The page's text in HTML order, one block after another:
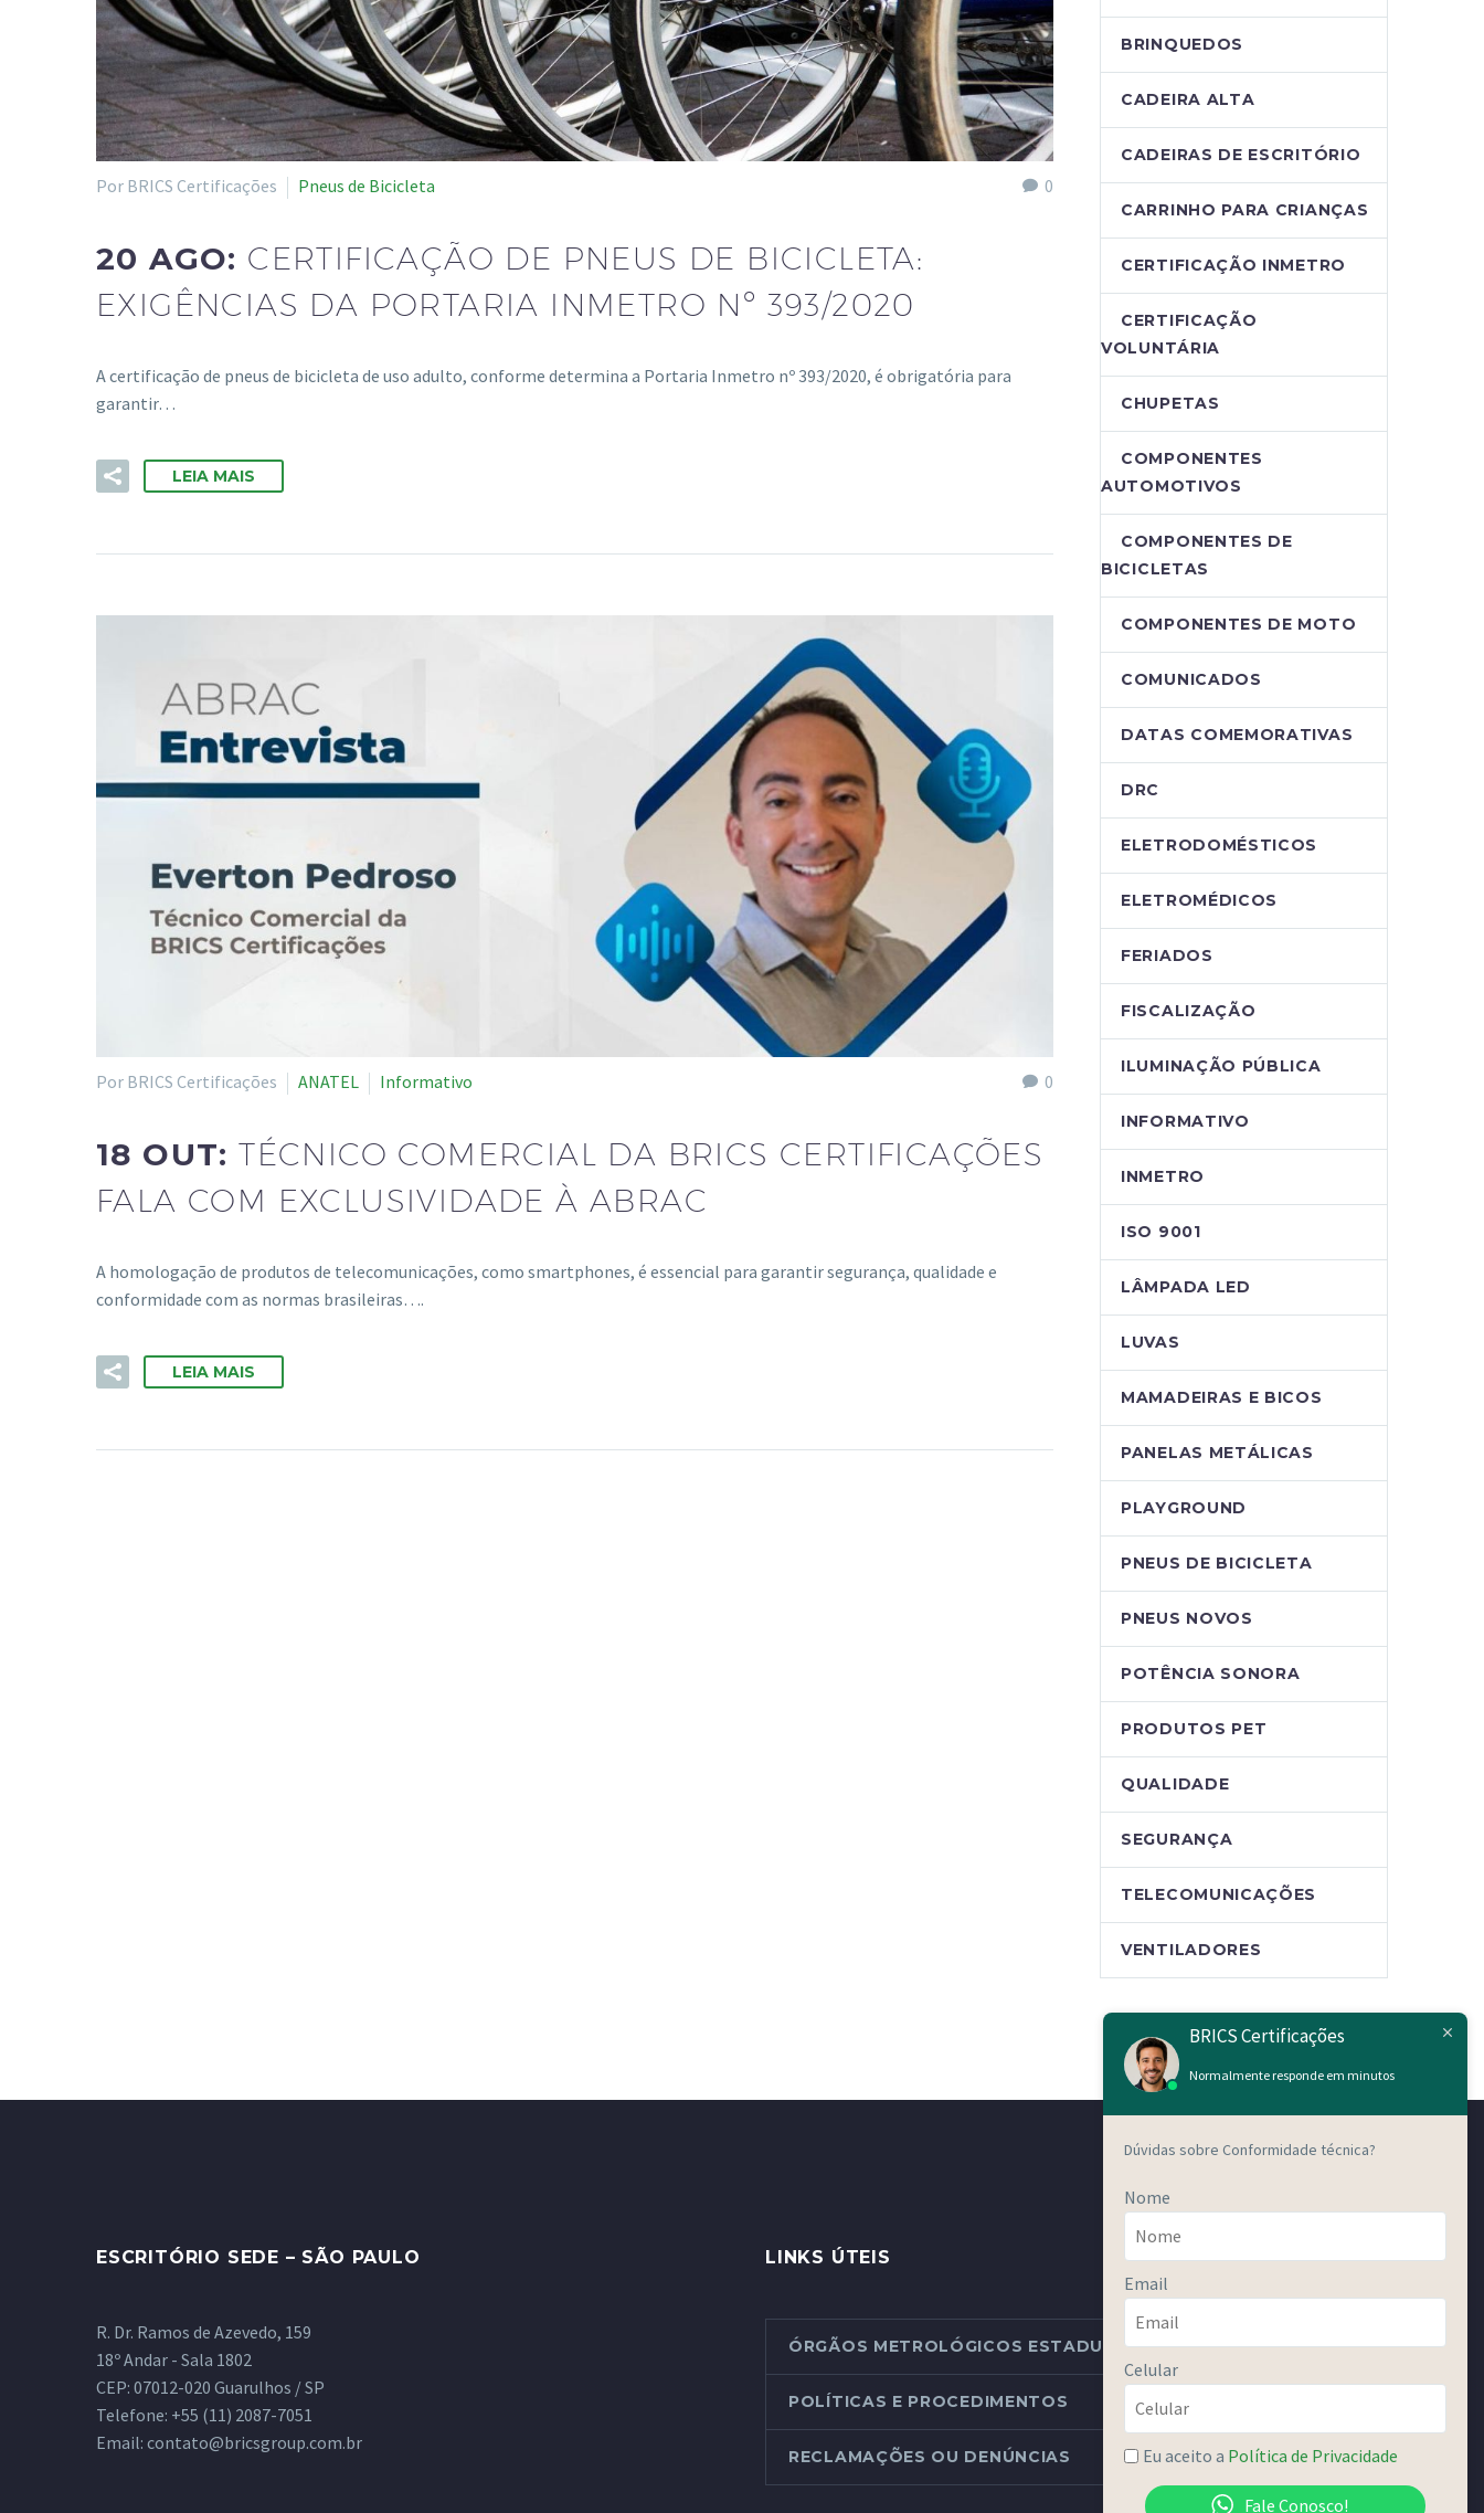
0
Por BRICS Certificações Pneus de Bicicleta
20 AGO: CERTIFICAÇÃO DE PNEUS DE BICICLETA:
EXIGÊNCIAS DA PORTARIA INMETRO Nº 393/2020
A certificação de pneus de bicicleta de uso adulto, conforme determina a Portaria Inmetro nº 393/2020, é obrigatória para
garantir…
LEIA MAIS
0
Por BRICS Certificações ANATEL Informativo
18 OUT:TÉCNICO COMERCIAL DA BRICS CERTIFICAÇÕES
FALA COM EXCLUSIVIDADE À ABRAC
A homologação de produtos de telecomunicações, como smartphones, é essencial para garantir segurança, qualidade e
conformidade com as normas brasileiras….
LEIA MAIS
BRINQUEDOS
CADEIRA ALTA
CADEIRAS DE ESCRITÓRIO
CARRINHO PARA CRIANÇAS
CERTIFICAÇÃO INMETRO
CERTIFICAÇÃO
VOLUNTÁRIA
CHUPETAS
COMPONENTES
AUTOMOTIVOS
COMPONENTES DE
BICICLETAS
COMPONENTES DE MOTO
COMUNICADOS
DATAS COMEMORATIVAS
DRC
ELETRODOMÉSTICOS
ELETROMÉDICOS
FERIADOS
FISCALIZAÇÃO
ILUMINAÇÃO PÚBLICA
INFORMATIVO
INMETRO
ISO 9001
LÂMPADA LED
LUVAS
MAMADEIRAS E BICOS
PANELAS METÁLICAS
PLAYGROUND
PNEUS DE BICICLETA
PNEUS NOVOS
POTÊNCIA SONORA
PRODUTOS PET
QUALIDADE
SEGURANÇA
TELECOMUNICAÇÕES
VENTILADORES
ESCRITÓRIO SEDE – SÃO PAULO
R. Dr. Ramos de Azevedo, 159
18º Andar - Sala 1802
CEP: 07012-020 Guarulhos / SP
Telefone: +55 (11) 2087-7051
Email: contato@bricsgroup.com.br
LINKS ÚTEIS
ÓRGÃOS METROLÓGICOS ESTADUAIS
POLÍTICAS E PROCEDIMENTOS
RECLAMAÇÕES OU DENÚNCIAS
BRICS Certificações
Normalmente responde em minutos
Dúvidas sobre Conformidade técnica?
Nome
Email
Celular
Eu aceito a Política de Privacidade
Fale Conosco!